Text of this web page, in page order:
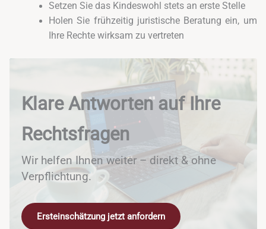
Setzen Sie das Kindeswohl stets an erste Stelle
Holen Sie frühzeitig juristische Beratung ein, um
Ihre Rechte wirksam zu vertreten
Klare Antworten auf Ihre
Rechtsfragen
Wir helfen Ihnen weiter – direkt & ohne
Verpflichtung.
Ersteinschätzung jetzt anfordern